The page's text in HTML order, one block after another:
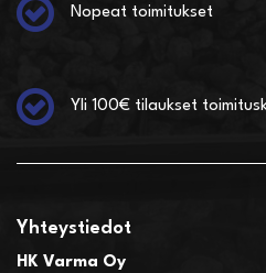
Nopeat toimitukset
Yli 100€ tilaukset
Yhteystiedot
HK Varma Oy